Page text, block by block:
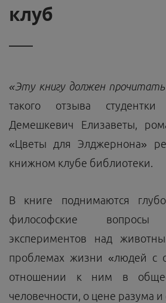
клуб
«Эту книгу должен
такого отзыва
Демешкевич Елизаветы,
«Цветы для Элджернона»
книжном клубе библиотеки.
В книге поднимаются
философские
экспериментов над
проблемах жизни «людей с
отношении к ним в
человечности, о цене разума и